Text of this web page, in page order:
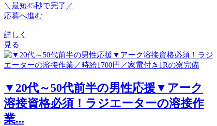
＼最短45秒で完了／
応募へ進む
詳しく
見る
▼20代～50代前半の男性応援▼アーク
溶接資格必須！ラジエーターの溶接作
業...